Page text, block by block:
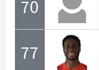
70
77